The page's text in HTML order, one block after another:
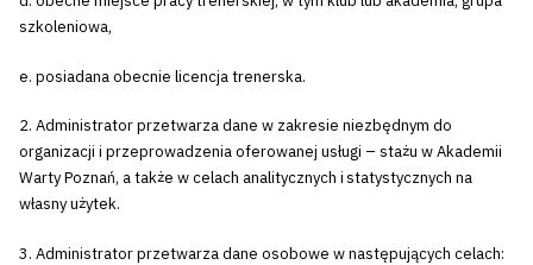
szkoleniowa,
e. posiadana obecnie licencja trenerska.
2. Administrator przetwarza dane w zakresie niezbędnym do
organizacji i przeprowadzenia oferowanej usługi – stażu w Akademii
Warty Poznań, a także w celach analitycznych i statystycznych na
własny użytek.
3. Administrator przetwarza dane osobowe w następujących celach: